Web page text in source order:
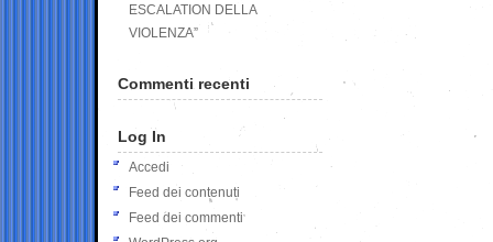
ESCALATION DELLA
VIOLENZA”
Commenti recenti
Log In
Accedi
Feed dei contenuti
Feed dei commenti